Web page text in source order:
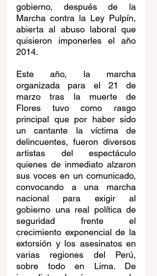
gobierno, después de la
Marcha contra la Ley Pulpín,
abierta al abuso laboral que
quisieron imponerles el año
2014.
Este año, la marcha
organizada para el 21 de
marzo tras la muerte de
Flores tuvo como rasgo
principal que por haber sido
un cantante la víctima de
delincuentes, fueron diversos
artistas del espectáculo
quienes de inmediato alzaron
sus voces en un comunicado,
convocando a una marcha
nacional para exigir al
gobierno una real política de
seguridad frente el
crecimiento exponencial de la
extorsión y los asesinatos en
varias regiones del Perú,
sobre todo en Lima. De